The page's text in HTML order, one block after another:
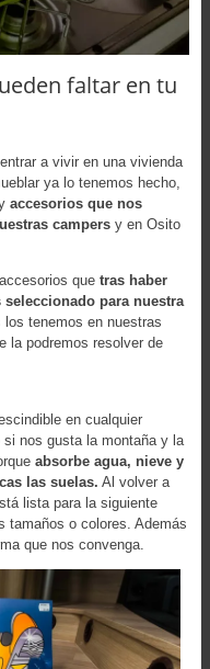
faltar en tu
a vivir en una vivienda
ya lo tenemos hecho,
accesorios que nos
campersy en Osito
que tras haber
para nuestra
los tenemos en nuestras
la podremos resolver de
en cualquier
nos gusta la montaña y la
absorbe agua, nieve y
las suelas. Al volver a
lista para la siguiente
tamaños o colores. Además
que nos convenga.